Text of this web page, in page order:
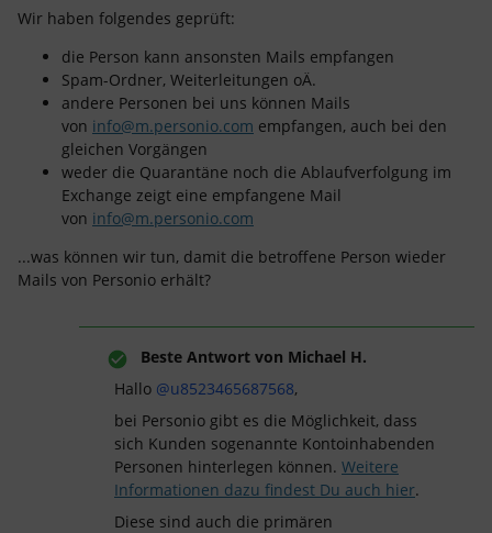
Wir haben folgendes geprüft:
die Person kann ansonsten Mails empfangen
Spam-Ordner, Weiterleitungen oÄ.
andere Personen bei uns können Mails
von info@m.personio.com empfangen, auch bei den
gleichen Vorgängen
weder die Quarantäne noch die Ablaufverfolgung im
Exchange zeigt eine empfangene Mail
von info@m.personio.com
...was können wir tun, damit die betroffene Person wieder
Mails von Personio erhält?
Beste Antwort von Michael H.
Hallo ​ @u8523465687568,
bei Personio gibt es die Möglichkeit, dass
sich Kunden sogenannte Kontoinhabenden
Personen hinterlegen können. Weitere
Informationen dazu findest Du auch hier.
Diese sind auch die primären